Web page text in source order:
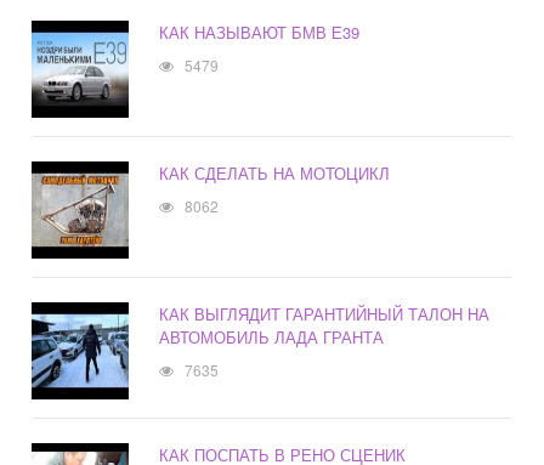
КАК НАЗЫВАЮТ БМВ Е39
5479
КАК СДЕЛАТЬ НА МОТОЦИКЛ
8062
КАК ВЫГЛЯДИТ ГАРАНТИЙНЫЙ ТАЛОН НА
АВТОМОБИЛЬ ЛАДА ГРАНТА
7635
КАК ПОСПАТЬ В РЕНО СЦЕНИК